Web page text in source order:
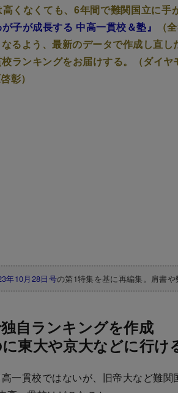
くなくても、6年間で難関国立に
が子が成長する 中高一貫校＆塾』
（
るよう、最新のデータで作成し直
校ランキングをお届けする。（ダイ
彰）
年10月28日号の第1特集を基に再編集。肩書や
自ランキングを作成
東大や京大などに行け
一貫校ではないが、旧帝大など難